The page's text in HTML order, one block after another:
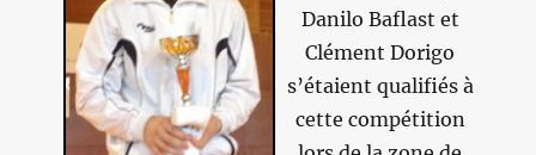
Danilo Baflast et
Clément Dorigo
s’étaient qualifiés à
cette compétition